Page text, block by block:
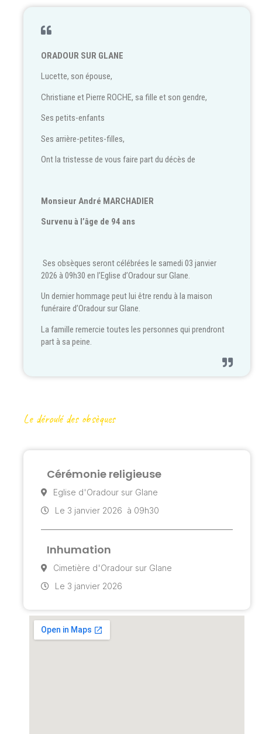
ORADOUR SUR GLANE
Lucette, son épouse,
Christiane et Pierre ROCHE, sa fille et son gendre,
Ses petits-enfants
Ses arrière-petites-filles,
Ont la tristesse de vous faire part du décès de
Monsieur André MARCHADIER
Survenu à l’âge de 94 ans
Ses obsèques seront célébrées le samedi 03 janvier
2026 à 09h30 en l’Eglise d’Oradour sur Glane.
Un dernier hommage peut lui être rendu à la maison
funéraire d’Oradour sur Glane.
La famille remercie toutes les personnes qui prendront
part à sa peine.
Le déroulé des obsèques
Cérémonie religieuse
Eglise d'Oradour sur Glane
Le 3 janvier 2026 à 09h30
Inhumation
Cimetière d'Oradour sur Glane
Le 3 janvier 2026